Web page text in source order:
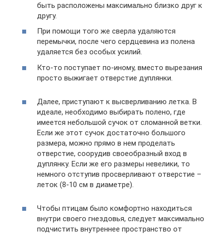
быть расположены максимально близко друг к
другу.
При помощи того же сверла удаляются
перемычки, после чего сердцевина из полена
удаляется без особых усилий.
Кто-то поступает по-иному, вместо вырезания
просто выжигает отверстие дуплянки.
Далее, приступают к высверливанию летка. В
идеале, необходимо выбирать полено, где
имеется небольшой сучок от сломанной ветки.
Если же этот сучок достаточно большого
размера, можно прямо в нем проделать
отверстие, соорудив своеобразный вход в
дуплянку. Если же его размеры невелики, то
немного отступив просверливают отверстие –
леток (8-10 см в диаметре).
Чтобы птицам было комфортно находиться
внутри своего гнездовья, следует максимально
подчистить внутреннее пространство от